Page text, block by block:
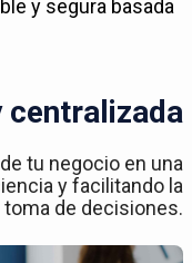
y segura basada
centralizada
tu negocio en una
y facilitando la
toma de decisiones.